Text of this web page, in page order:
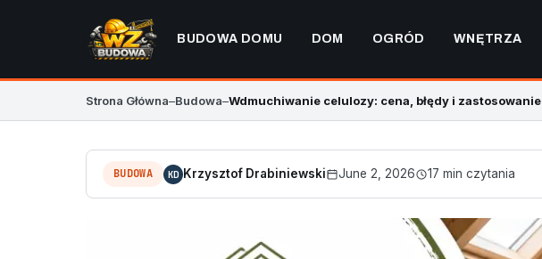
BUDOWA DOMU DOM OGRÓD WNĘTRZA
Strona Główna–Budowa–Wdmuchiwanie celulozy: cena, błędy i zastosowanie
BUDOWA KD Krzysztof Drabiniewski June 2, 2026 17 min czytania